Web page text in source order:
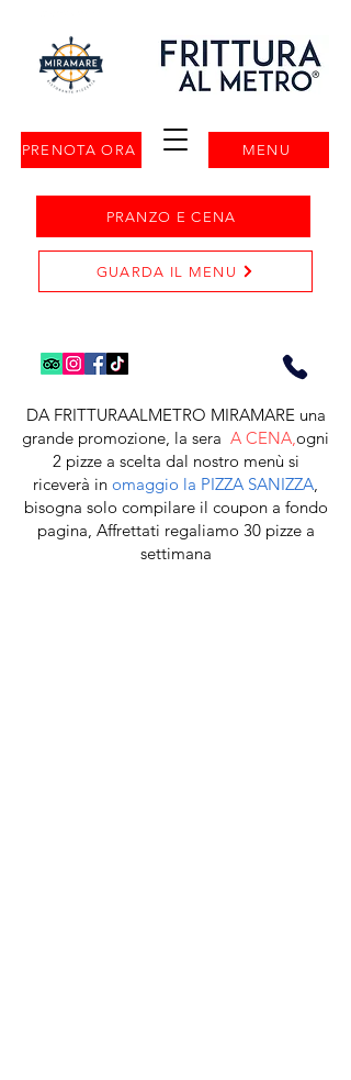
PRENOTA ORA MENU
PRANZO E CENA
GUARDA IL MENU
DA FRITTURAALMETRO MIRAMARE una
grande promozione, la sera A CENA,ogni
2 pizze a scelta dal nostro menù si
riceverà in omaggio la PIZZA SANIZZA,
bisogna solo compilare il coupon a fondo
pagina, Affrettati regaliamo 30 pizze a
settimana